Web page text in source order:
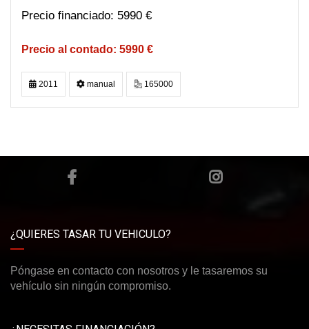
5990 €
5990 €
2011 manual 165000
¿QUIERES TASAR TU VEHICULO?
Póngase en contacto con nosotros y le tasaremos su
vehículo sin ningún compromiso.